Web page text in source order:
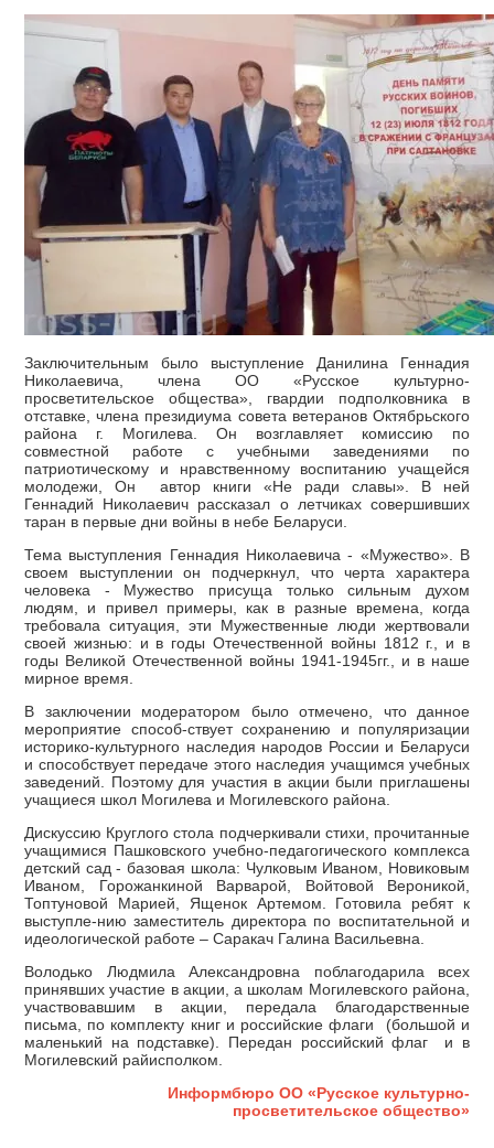
Заключительным было выступление Данилина Геннадия
Николаевича, члена ОО «Русское культурно-
просветительское общества», гвардии подполковника в
отставке, члена президиума совета ветеранов Октябрьского
района г. Могилева. Он возглавляет комиссию по
совместной работе с учебными заведениями по
патриотическому и нравственному воспитанию учащейся
молодежи, Он автор книги «Не ради славы». В ней
Геннадий Николаевич рассказал о летчиках совершивших
таран в первые дни войны в небе Беларуси.
Тема выступления Геннадия Николаевича - «Мужество». В
своем выступлении он подчеркнул, что черта характера
человека - Мужество присуща только сильным духом
людям, и привел примеры, как в разные времена, когда
требовала ситуация, эти Мужественные люди жертвовали
своей жизнью: и в годы Отечественной войны 1812 г., и в
годы Великой Отечественной войны 1941-1945гг., и в наше
мирное время.
В заключении модератором было отмечено, что данное
мероприятие способ-ствует сохранению и популяризации
историко-культурного наследия народов России и Беларуси
и способствует передаче этого наследия учащимся учебных
заведений. Поэтому для участия в акции были приглашены
учащиеся школ Могилева и Могилевского района.
Дискуссию Круглого стола подчеркивали стихи, прочитанные
учащимися Пашковского учебно-педагогического комплекса
детский сад - базовая школа: Чулковым Иваном, Новиковым
Иваном, Горожанкиной Варварой, Войтовой Вероникой,
Топтуновой Марией, Ященок Артемом. Готовила ребят к
выступле-нию заместитель директора по воспитательной и
идеологической работе – Саракач Галина Васильевна.
Володько Людмила Александровна поблагодарила всех
принявших участие в акции, а школам Могилевского района,
участвовавшим в акции, передала благодарственные
письма, по комплекту книг и российские флаги (большой и
маленький на подставке). Передан российский флаг и в
Могилевский райисполком.
Информбюро ОО «Русское культурно-
просветительское общество»